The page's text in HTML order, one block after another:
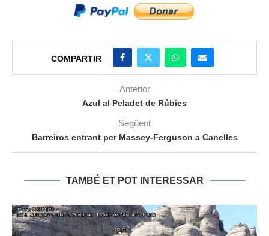
COMPARTIR
Anterior
Azul al Peladet de Rúbies
Següent
Barreiros entrant per Massey-Ferguson a Canelles
TAMBÉ ET POT INTERESSAR